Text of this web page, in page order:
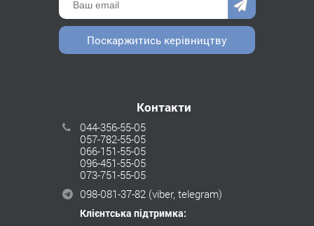
Поскаржитись керівництву
Контакти
044-356-55-05
057-782-55-05
066-151-55-05
096-451-55-05
073-751-55-05
098-081-37-82 (viber, telegram)
Клієнтська підтримка: